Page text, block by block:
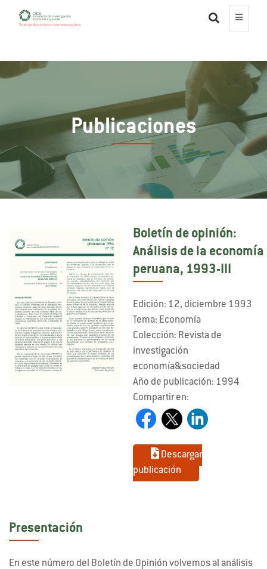
Publicaciones
Boletín de opinión:
Análisis de la economía
peruana, 1993-III
Edición: 12, diciembre 1993
Tema: Economía
Colección: Revista de
investigación
economía&sociedad
Año de publicación: 1994
Compartir en:
Descargar
publicación
Presentación
En este número del Boletín de Opinión volvemos al análisis